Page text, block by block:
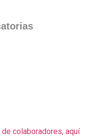
colaboradores, aquí